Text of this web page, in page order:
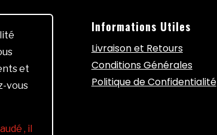
et
vous
, il
Informations Utiles
Livraison et Retours
Conditions Générales
Politique de Confidentialité